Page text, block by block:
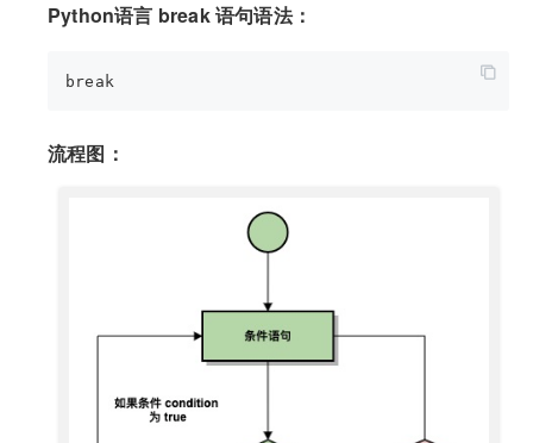
Python语言 break 语句语法：
流程图：